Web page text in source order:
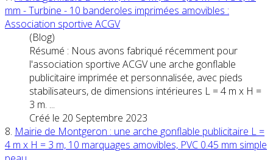
mm - Turbine - 10 banderoles imprimées amovibles :
Association sportive ACGV
(Blog)
Résumé : Nous avons fabriqué récemment pour
l'association sportive ACGV une arche gonflable
publicitaire imprimée et personnalisée, avec pieds
stabilisateurs, de dimensions intérieures L = 4 m x H =
3 m. ...
Créé le 20 Septembre 2023
8. Mairie de Montgeron : une arche gonflable publicitaire L =
4 m x H = 3 m, 10 marquages amovibles, PVC 0.45 mm simple